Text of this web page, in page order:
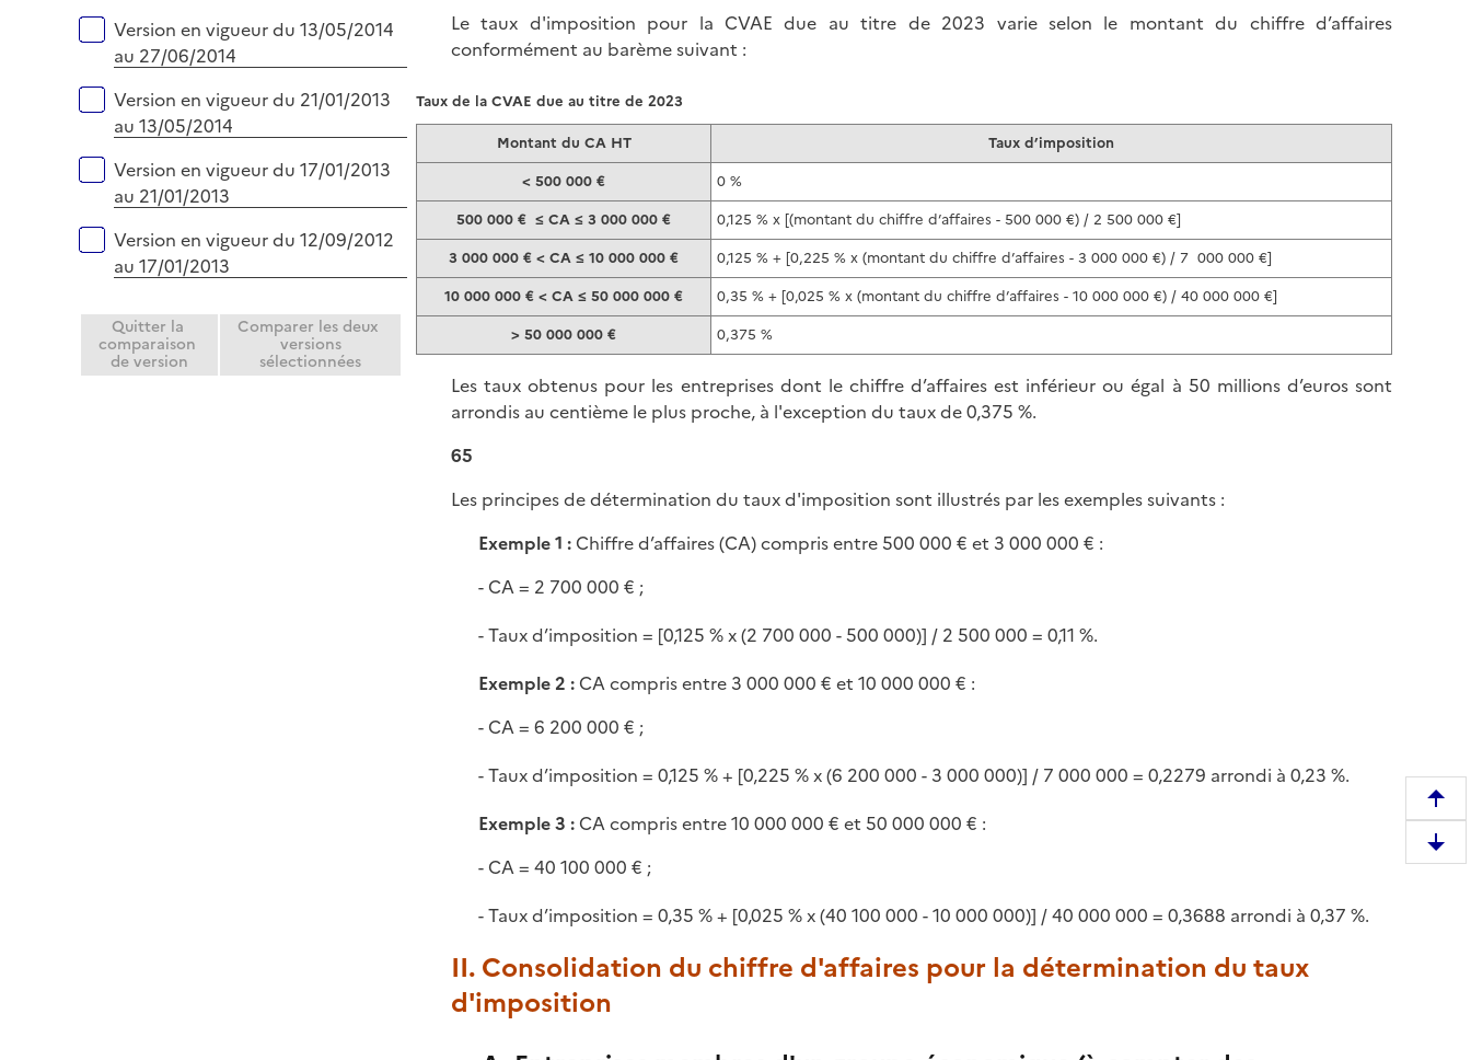
Version en vigueur du 13/05/2014
au 27/06/2014
Version en vigueur du 21/01/2013
au 13/05/2014
Version en vigueur du 17/01/2013
au 21/01/2013
Version en vigueur du 12/09/2012
au 17/01/2013
Quitter la
comparaison
de version
Comparer les deux
versions
sélectionnées
Le taux d'imposition pour la CVAE due au titre de 2023 varie selon le montant du chiffre d’affaires
conformément au barème suivant :
Taux de la CVAE due au titre de 2023
Montant du CA HT
Taux d’imposition
< 500 000 €
0 %
500 000 € ≤ CA ≤ 3 000 000 €
0,125 % x [(montant du chiffre d’affaires - 500 000 €) / 2 500 000 €]
3 000 000 € < CA ≤ 10 000 000 €
0,125 % + [0,225 % x (montant du chiffre d’affaires - 3 000 000 €) / 7 000 000 €]
10 000 000 € < CA ≤ 50 000 000 €
0,35 % + [0,025 % x (montant du chiffre d’affaires - 10 000 000 €) / 40 000 000 €]
> 50 000 000 €
0,375 %
Les taux obtenus pour les entreprises dont le chiffre d’affaires est inférieur ou égal à 50 millions d’euros sont
arrondis au centième le plus proche, à l'exception du taux de 0,375 %.
65
Les principes de détermination du taux d'imposition sont illustrés par les exemples suivants :
Exemple 1 :Chiffre d’affaires (CA) compris entre 500 000 € et 3 000 000 € :
CA = 2 700 000 € ;
Taux d’imposition = [0,125 % x (2 700 000 - 500 000)] / 2 500 000 = 0,11 %.
Exemple 2 :CA compris entre 3 000 000 € et 10 000 000 € :
CA = 6 200 000 € ;
Taux d’imposition = 0,125 % + [0,225 % x (6 200 000 - 3 000 000)] / 7 000 000 = 0,2279 arrondi à 0,23 %.
Exemple 3 :CA compris entre 10 000 000 € et 50 000 000 € :
CA = 40 100 000 € ;
Taux d’imposition = 0,35 % + [0,025 % x (40 100 000 - 10 000 000)] / 40 000 000 = 0,3688 arrondi à 0,37 %.
II. Consolidation du chiffre d'affaires pour la détermination du taux
d'imposition
e
m
D